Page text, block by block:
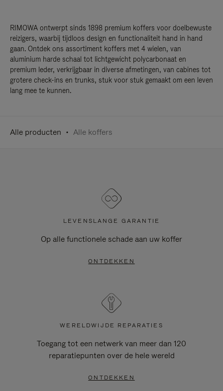
RIMOWA ontwerpt sinds 1898 premium koffers voor doelbewuste
reizigers, waarbij tijdloos design en functionaliteit hand in hand
gaan. Ontdek ons assortiment koffers met 4 wielen, van
aluminium harde schaal tot lichtgewicht polycarbonaat en
premium leder, verkrijgbaar in diverse afmetingen, van cabines tot
grotere check-ins en trunks, stuk voor stuk gemaakt om een leven
lang mee te kunnen.
Alle producten Alle koffers
LEVENSLANGE GARANTIE
Op alle functionele schade aan uw koffer
ONTDEKKEN
WERELDWIJDE REPARATIES
Toegang tot een netwerk van meer dan 120
reparatiepunten over de hele wereld
ONTDEKKEN